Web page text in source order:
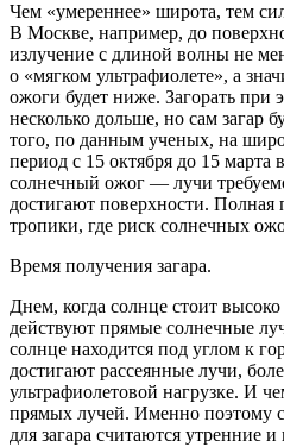
Чем «умереннее» широта, тем
В Москве, например, до
излучение с длиной волны не
о «мягком ультрафиолете», а
ожоги будет ниже. Загорать при
несколько дольше, но сам загар
того, по данным ученых, на
период с 15 октября до 15
солнечный ожог — лучи
достигают поверхности.
тропики, где риск солнечных
Время получения загара.
Днем, когда солнце стоит
действуют прямые солнечные
солнце находится под углом к
достигают рассеянные лучи,
ультрафиолетовой нагрузке. И
прямых лучей. Именно поэтому
для загара считаются утренние